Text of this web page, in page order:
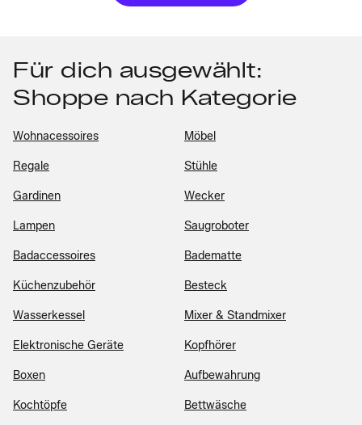
Für dich ausgewählt:
Shoppe nach Kategorie
Wohnacessoires Möbel
Regale Stühle
Gardinen Wecker
Lampen Saugroboter
Badaccessoires Badematte
Küchenzubehör Besteck
Wasserkessel Mixer & Standmixer
Elektronische Geräte Kopfhörer
Boxen Aufbewahrung
Kochtöpfe Bettwäsche